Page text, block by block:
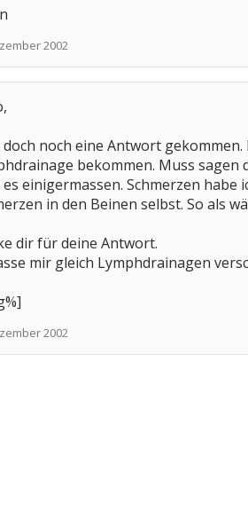
2002
doch noch eine Antwort
bekommen. Muss sagen
einigermassen. Schmerzen habe
in den Beinen selbst. So als
dir für deine Antwort.
mir gleich Lymphdrainagen
2002